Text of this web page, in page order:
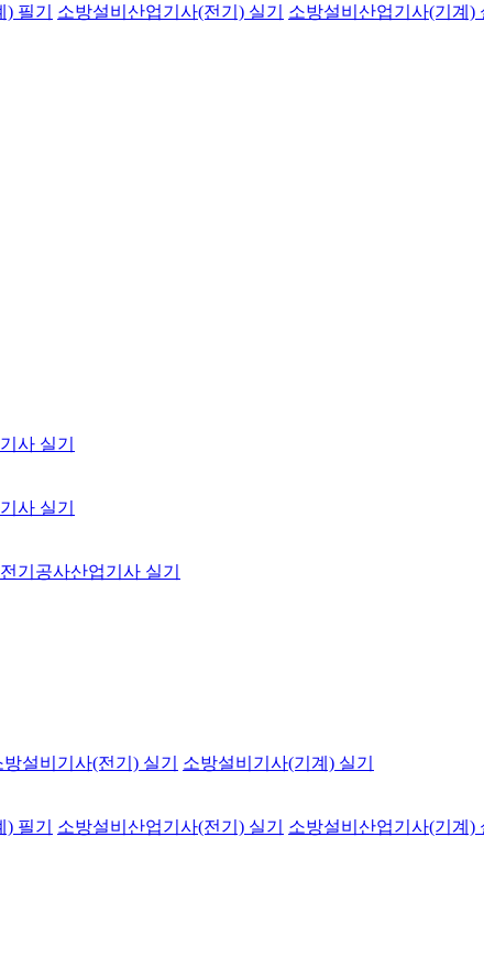
필기 소방설비산업기사(전기) 실기 소방설비산업기사(기계)
사 실기
사 실기
전기공사산업기사 실기
방설비기사(전기) 실기 소방설비기사(기계) 실기
필기 소방설비산업기사(전기) 실기 소방설비산업기사(기계)